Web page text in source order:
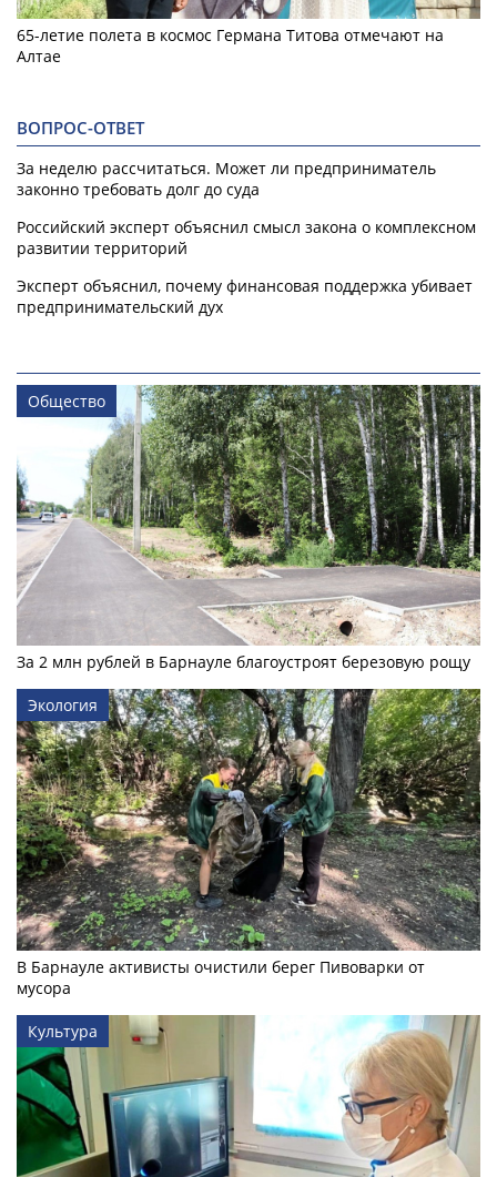
65-летие полета в космос Германа Титова отмечают на
Алтае
ВОПРОС-ОТВЕТ
За неделю рассчитаться. Может ли предприниматель
законно требовать долг до суда
Российский эксперт объяснил смысл закона о комплексном
развитии территорий
Эксперт объяснил, почему финансовая поддержка убивает
предпринимательский дух
Общество
За 2 млн рублей в Барнауле благоустроят березовую рощу
Экология
В Барнауле активисты очистили берег Пивоварки от
мусора
Культура